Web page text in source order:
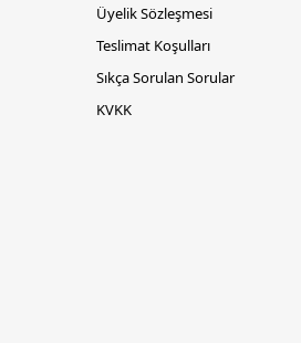
Üyelik Sözleşmesi
Teslimat Koşulları
Sıkça Sorulan Sorular
KVKK